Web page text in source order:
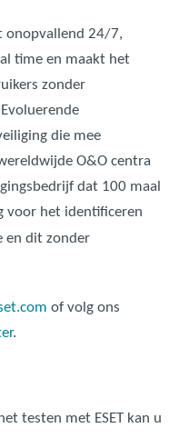
onopvallend 24/7,
time en maakt het
zonder
die mee
O&O centra
dat 100 maal
voor het identificeren
en dit zonder
of volg ons
.
testen met ESET kan u